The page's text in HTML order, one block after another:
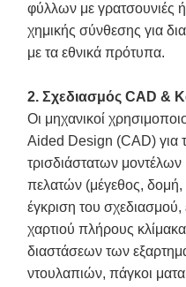
φύλλων με γρατσουνιές
χημικής σύνθεσης για
με τα εθνικά πρότυπα.
2. Σχεδιασμός CAD &
Οι μηχανικοί
Aided Design (CAD) για
τρισδιάστατων μοντέλων
πελατών (μέγεθος, δομή,
έγκριση του
χαρτιού πλήρους
διαστάσεων των
ντουλαπιών, πάγκοι